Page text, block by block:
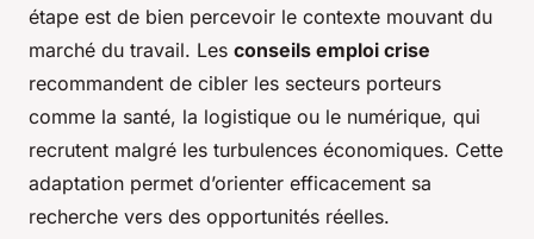
étape est de bien percevoir le contexte mouvant du
marché du travail. Les conseils emploi crise
recommandent de cibler les secteurs porteurs
comme la santé, la logistique ou le numérique, qui
recrutent malgré les turbulences économiques. Cette
adaptation permet d’orienter efficacement sa
recherche vers des opportunités réelles.